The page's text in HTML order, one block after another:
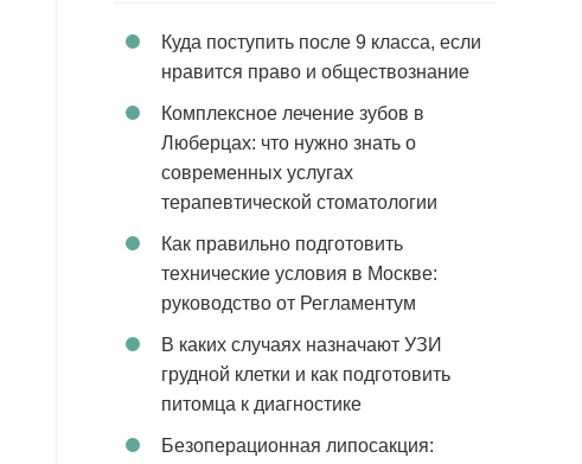
Куда поступить после 9 класса, если
нравится право и обществознание
Комплексное лечение зубов в
Люберцах: что нужно знать о
современных услугах
терапевтической стоматологии
Как правильно подготовить
технические условия в Москве:
руководство от Регламентум
В каких случаях назначают УЗИ
грудной клетки и как подготовить
питомца к диагностике
Безоперационная липосакция: